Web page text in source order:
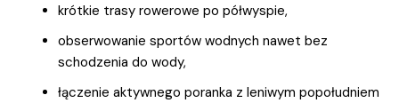
krótkie trasy rowerowe po półwyspie,
obserwowanie sportów wodnych nawet bez
schodzenia do wody,
łączenie aktywnego poranka z leniwym popołudniem